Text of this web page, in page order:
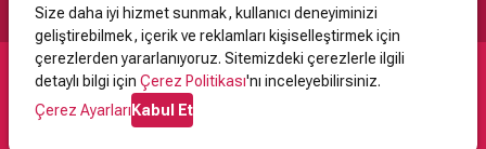
Size daha iyi hizmet sunmak, kullanıcı deneyiminizi
geliştirebilmek, içerik ve reklamları kişiselleştirmek için
çerezlerden yararlanıyoruz. Sitemizdeki çerezlerle ilgili
detaylı bilgi için Çerez Politikası'nı inceleyebilirsiniz.
Çerez AyarlarıKabul Et
Destek
İletişimYardımKullanıcı Sözleşmesi